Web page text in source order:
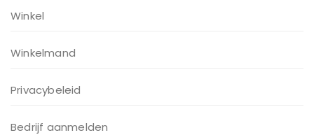
Winkel
Winkelmand
Privacybeleid
Bedrijf aanmelden